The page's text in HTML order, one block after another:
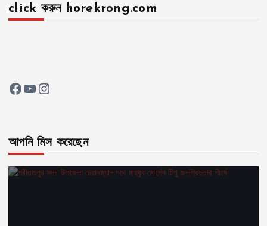
click করুন horekrong.com
Facebook YouTube Instagram
আপনি মিস করেছেন